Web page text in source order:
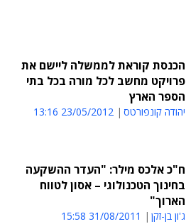
הכנסת קוראת לממשלה ליישם את
פרויקט מחשב לכל מורה בכל בתי
הספר הארץ
יהודה קונפורטס 23/05/2012 13:16
ח"כ אלכס מילר: "העדר ההשקעה
בחינוך הטכנולוגי – אסון לטווח
הארוך"
ג'ון בן-זקן 31/08/2011 15:58